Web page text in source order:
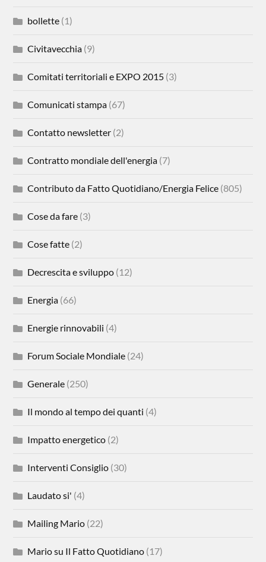
bollette (1)
Civitavecchia (9)
Comitati territoriali e EXPO 2015 (3)
Comunicati stampa (67)
Contatto newsletter (2)
Contratto mondiale dell'energia (7)
Contributo da Fatto Quotidiano/Energia Felice (805)
Cose da fare (3)
Cose fatte (2)
Decrescita e sviluppo (12)
Energia (66)
Energie rinnovabili (4)
Forum Sociale Mondiale (24)
Generale (250)
Il mondo al tempo dei quanti (4)
Impatto energetico (2)
Interventi Consiglio (30)
Laudato si' (4)
Mailing Mario (22)
Mario su Il Fatto Quotidiano (17)